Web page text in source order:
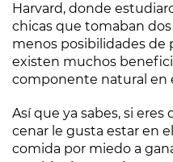
Harvard, donde
chicas que tomaban
menos posibilidades de
existen muchos
componente natural en
Así que ya sabes, si
cenar le gusta estar en
comida por miedo a